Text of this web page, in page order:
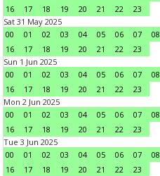
16
17 18 19 20 21 22
23
Sat 31 May 2025
00
01 02 03 04 05 06 07 08
16
17 18 19 20 21 22
23
Sun 1 Jun 2025
00
01 02 03 04 05 06 07 08
16
17 18 19 20 21 22
23
Mon 2 Jun 2025
00
01 02 03 04 05 06 07 08
16
17 18 19 20 21 22
23
Tue 3 Jun 2025
00
01 02 03 04 05 06 07 08
16
17 18 19 20 21 22
23